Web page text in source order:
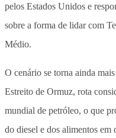
pelos Estados Unidos e
sobre a forma de lidar com
Médio.
O cenário se torna ainda
Estreito de Ormuz, rota
mundial de petróleo, o que
do diesel e dos alimentos em